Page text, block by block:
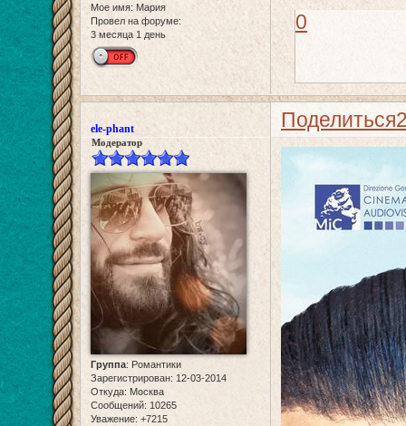
Мое имя: Мария
Провел на форуме:
3 месяца 1 день
0
Поделиться
ele-phant
Модератор
Группа: Романтики
Зарегистрирован: 12-03-2014
Откуда: Москва
Сообщений: 10265
Уважение: +7215